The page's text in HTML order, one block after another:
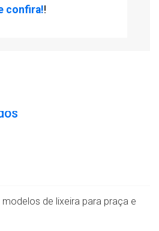
confira!!
modelos de lixeira para praça e